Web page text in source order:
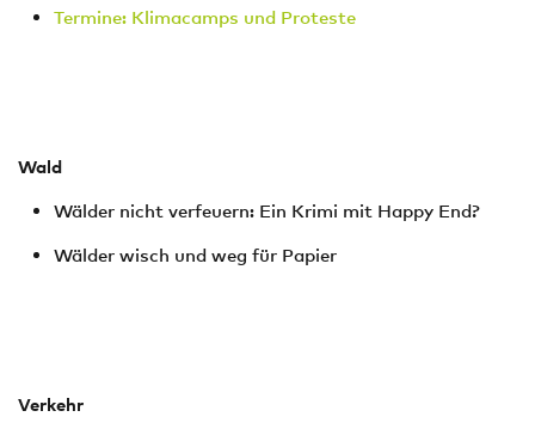
Termine: Klimacamps und Proteste
Wald
Wälder nicht verfeuern: Ein Krimi mit Happy End?
Wälder wisch und weg für Papier
Verkehr